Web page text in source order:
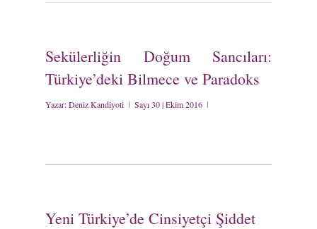
Sekülerliğin Doğum Sancıları:
Türkiye’deki Bilmece ve Paradoks
Yazar:Deniz Kandiyoti Sayı 30 | Ekim 2016
Yeni Türkiye’de Cinsiyetçi Şiddet